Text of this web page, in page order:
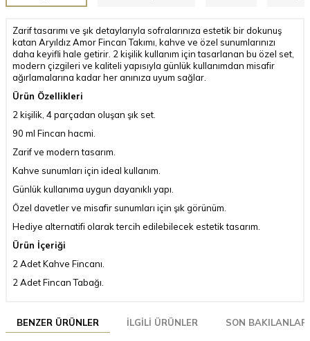
Zarif tasarımı ve şık detaylarıyla sofralarınıza estetik bir dokunuş
katan Aryıldız Amor Fincan Takımı, kahve ve özel sunumlarınızı
daha keyifli hale getirir. 2 kişilik kullanım için tasarlanan bu özel set,
modern çizgileri ve kaliteli yapısıyla günlük kullanımdan misafir
ağırlamalarına kadar her anınıza uyum sağlar.
Ürün Özellikleri
2 kişilik, 4 parçadan oluşan şık set.
90 ml Fincan hacmi.
Zarif ve modern tasarım.
Kahve sunumları için ideal kullanım.
Günlük kullanıma uygun dayanıklı yapı.
Özel davetler ve misafir sunumları için şık görünüm.
Hediye alternatifi olarak tercih edilebilecek estetik tasarım.
Ürün İçeriği
2 Adet Kahve Fincanı.
2 Adet Fincan Tabağı.
BENZER ÜRÜNLER İLGILI ÜRÜNLER SON BAKILANLAR